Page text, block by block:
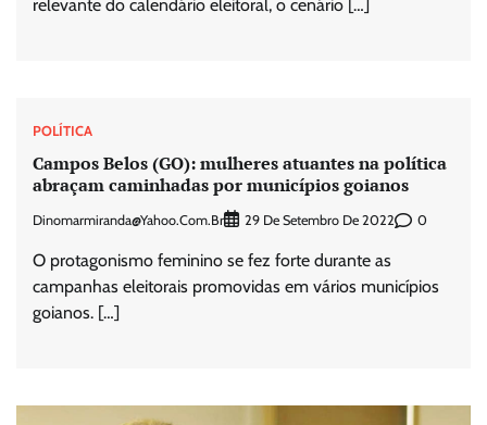
relevante do calendário eleitoral, o cenário […]
POLÍTICA
Campos Belos (GO): mulheres atuantes na política
abraçam caminhadas por municípios goianos
Dinomarmiranda@yahoo.com.br 29 De Setembro De 2022 0
O protagonismo feminino se fez forte durante as
campanhas eleitorais promovidas em vários municípios
goianos. […]